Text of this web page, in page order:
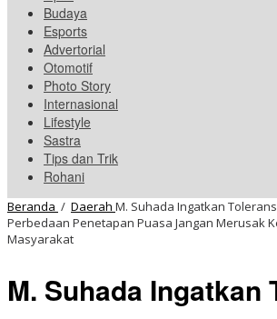
Budaya
Esports
Advertorial
Otomotif
Photo Story
Internasional
Lifestyle
Sastra
Tips dan Trik
Rohani
Beranda / Daerah M. Suhada Ingatkan
Perbedaan Penetapan Puasa Jangan Merusak
Masyarakat
M. Suhada Ingatkan